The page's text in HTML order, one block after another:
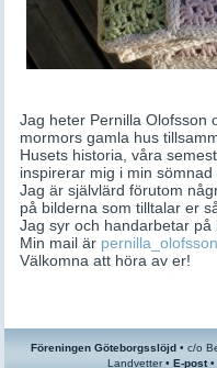
Jag heter Pernilla Olofsson
mormors gamla hus
Husets historia, våra
inspirerar mig i min
Jag är självlärd förutom
på bilderna som tilltalar er
Jag syr och handarbetar på
Min mail är
Välkomna att höra av er!
Föreningen Göteborgsslöjd • c/o
Landvetter • E-post•